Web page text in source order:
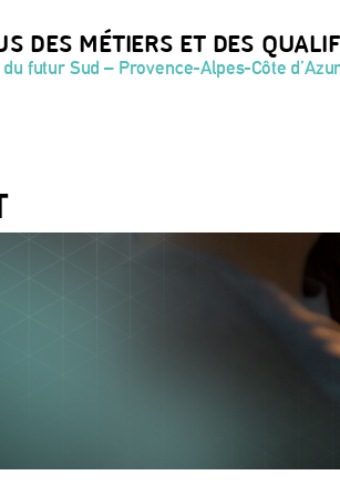
DES MÉTIERS ET DES
futur Sud – Provence-Alpes-Côte d’Azur